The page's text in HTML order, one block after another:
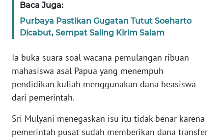
Baca Juga:
Purbaya Pastikan Gugatan Tutut Soeharto
Dicabut, Sempat Saling Kirim Salam
Ia buka suara soal wacana pemulangan ribuan
mahasiswa asal Papua yang menempuh
pendidikan kuliah menggunakan dana beasiswa
dari pemerintah.
Sri Mulyani menegaskan isu itu tidak benar karena
pemerintah pusat sudah memberikan dana transfer
WN
BANTEN
KEPRI
WN
PAPUA